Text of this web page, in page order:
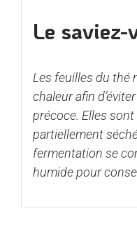
Le saviez-
Les feuilles du thé
chaleur afin
précoce. Elles
partiellement
fermentation se
humide pour